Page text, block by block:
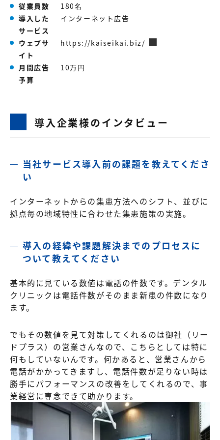
広告プロモーションの製品
【クリニック向け】新規集患
Web広告サービス
【歯科業界向け】新規集患
【塾・個別塾業界向け】新規
集客Web広告パッケージ
従業員数
180名
導入した
サービス
インターネット広告
ウェブサ
イト
https://kaiseikai.biz/
月間広告
予算
10万円
導入企業様のインタビュー
当社サービス導入前の課題を教えてくださ
い
インターネットからの集患方法へのシフト、並びに
拠点毎の地域特性に合わせた集患施策の実施。
導入の経緯や課題解決までのプロセスに
ついて教えてください
基本的に見ている数値は電話の件数です。デンタル
クリニックは電話件数がそのまま新患の件数になり
ます。
でもその数値を見て対策してくれるのは御社（リー
ドプラス）の営業さんなので、こちらとしては特に
何もしていないんです。 何かあると、営業さんから
電話がかかってきますし、電話件数が足りない時は
勝手にパフォーマンスの改善をしてくれるので、事
業経営に専念できて助かります。